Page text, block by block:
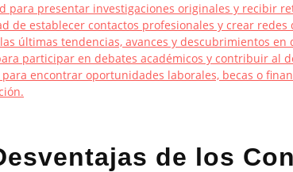
para presentar investigaciones originales y recibir
de establecer contactos profesionales y crear
últimas tendencias, avances y descubrimientos en
participar en debates académicos y contribuir al
para encontrar oportunidades laborales, becas o
de los